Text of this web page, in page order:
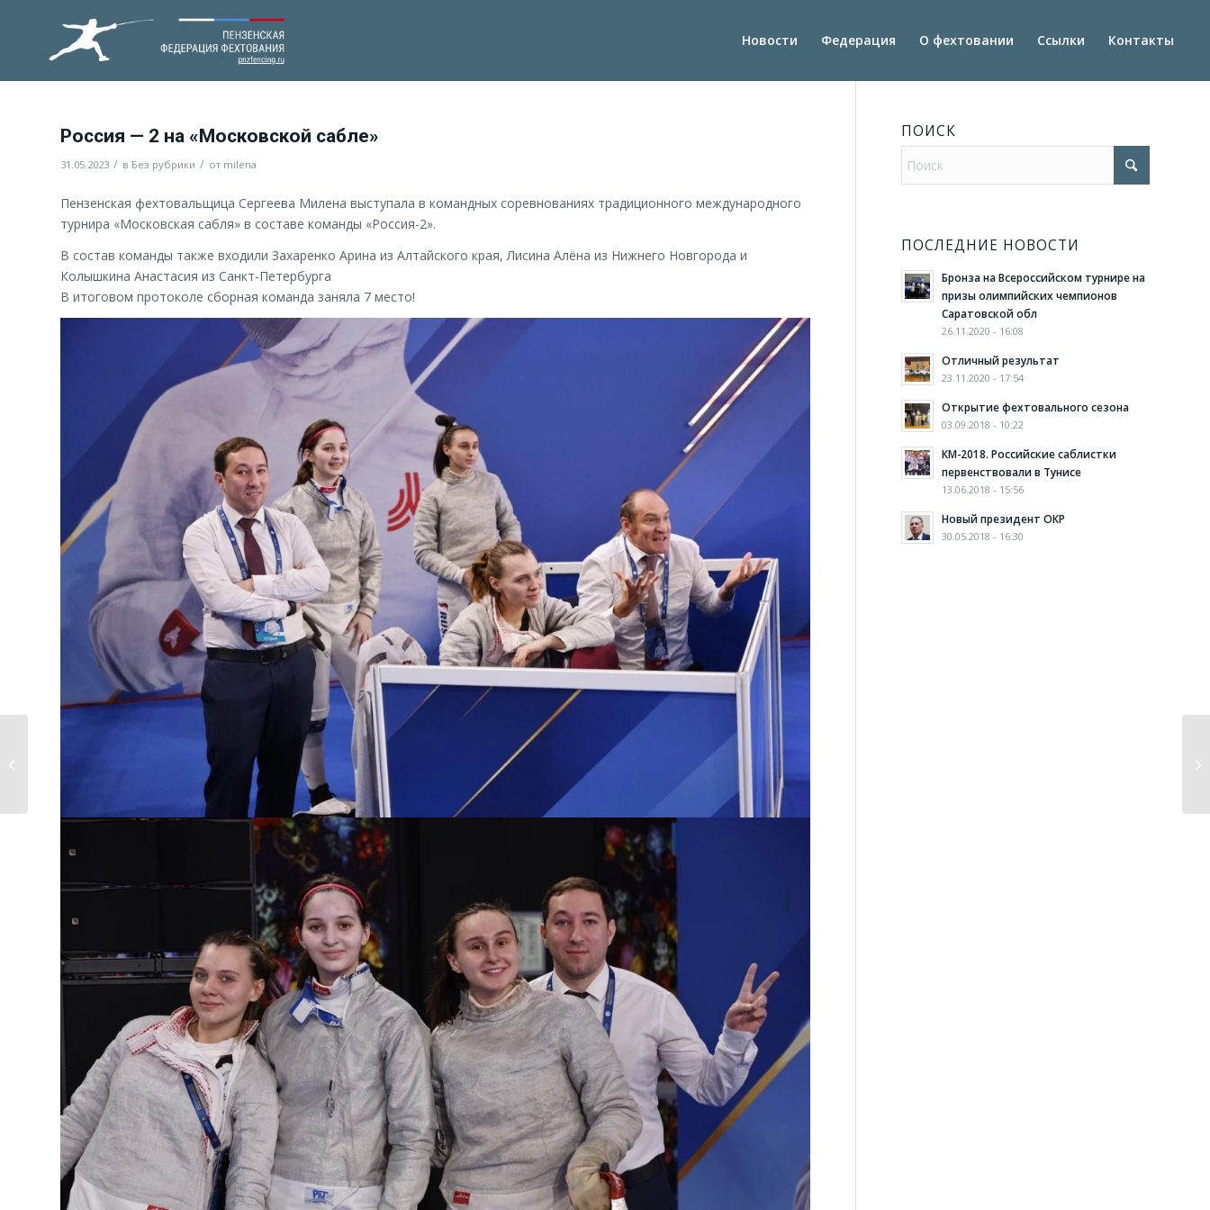
Новости Федерация О фехтовании Ссылки Контакты
Россия — 2 на «Московской сабле»
31.05.2023 / в Без рубрики / от milena
Пензенская фехтовальщица Сергеева Милена выступала в командных соревнованиях традиционного международного
турнира «Московская сабля» в составе команды «Россия-2».
В состав команды также входили Захаренко Арина из Алтайского края, Лисина Алёна из Нижнего Новгорода и
Колышкина Анастасия из Санкт-Петербурга
В итоговом протоколе сборная команда заняла 7 место!
ПОИСК
ПОСЛЕДНИЕ НОВОСТИ
Бронза на Всероссийском турнире на
призы олимпийских чемпионов
Саратовской обл
26.11.2020 - 16:08
Отличный результат
23.11.2020 - 17:54
Открытие фехтовального сезона
03.09.2018 - 10:22
КМ-2018. Российские саблистки
первенствовали в Тунисе
13.06.2018 - 15:56
Новый президент ОКР
30.05.2018 - 16:30